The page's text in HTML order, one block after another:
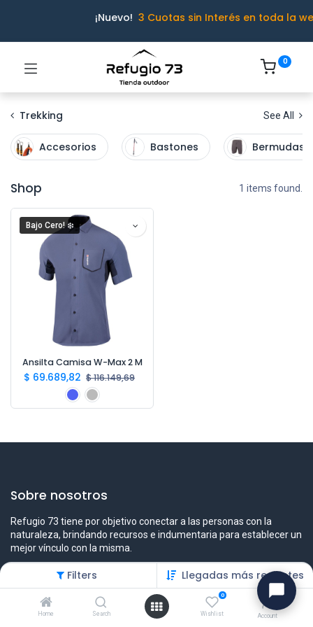
Filters Llegadas más recientes
Home Search
0
Wishlist Account
¡Nuevo! 3 Cuotas sin Interés en toda la
0
Trekking See All
Accesorios Bastones Bermudas
Shop 1 items found.
Bajo Cero! ❄️
Ansilta Camisa W-Max 2 M
$ 69.689,82 $116.149,69
Sobre nosotros
Refugio 73 tiene por objetivo conectar a las personas con la
naturaleza, brindando recursos e indumentaria para establecer un
mejor vínculo con la misma.
Contáctenos